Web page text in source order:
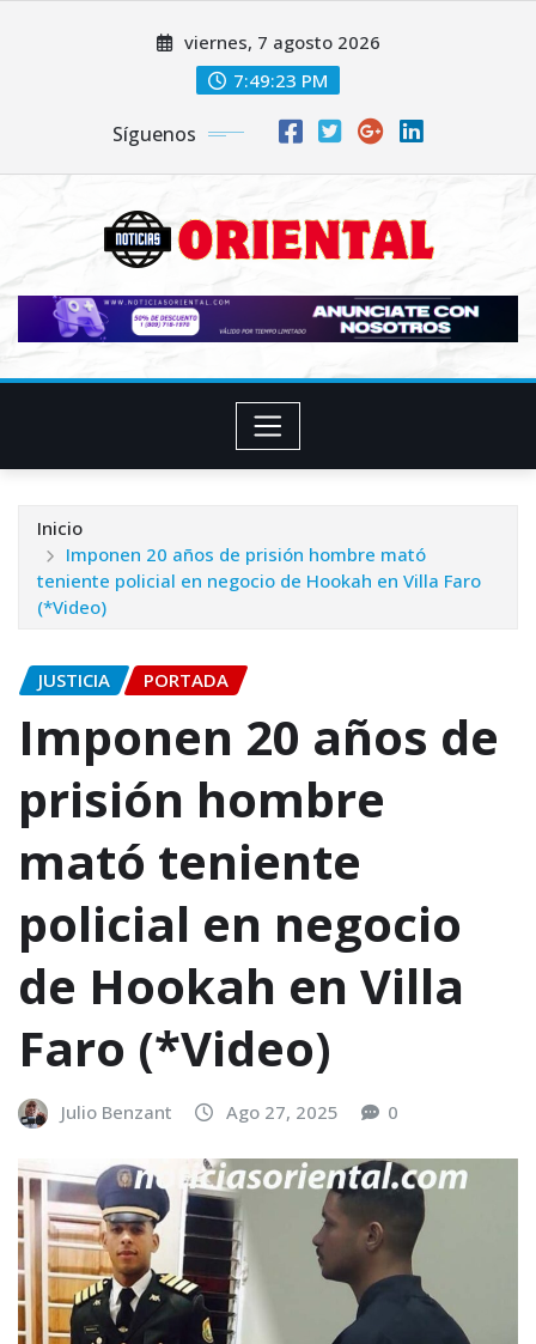
viernes, 7 agosto 2026
7:49:25 PM
Síguenos
Inicio
Imponen 20 años de prisión hombre mató
teniente policial en negocio de Hookah en Villa Faro
(*Video)
JUSTICIA PORTADA
Imponen 20 años de
prisión hombre
mató teniente
policial en negocio
de Hookah en Villa
Faro (*Video)
Julio Benzant Ago 27, 2025 0